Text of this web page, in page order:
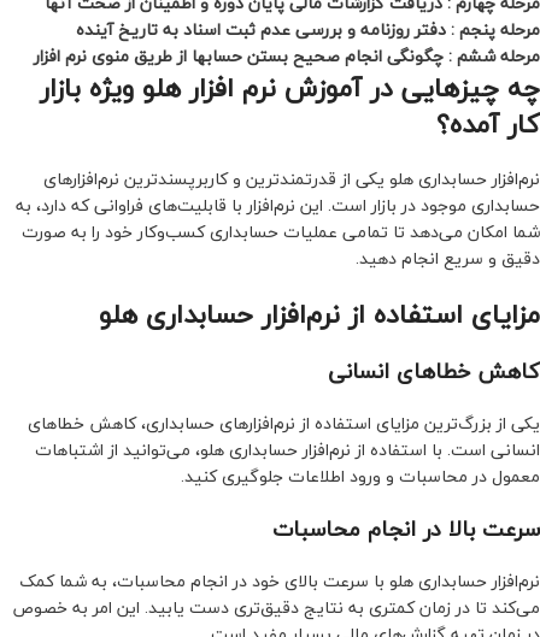
مرحله پنجم : دفتر روزنامه و بررسی عدم ثبت اسناد به تاریخ آینده
مرحله ششم : چگونگی انجام صحیح بستن حسابها از طریق منوی نرم افزار
چه چیزهایی در آموزش نرم افزار هلو ویژه بازار
کارآمده؟
نرم‌افزار حسابداری هلو یکی از قدرتمندترین و کاربرپسندترین نرم‌افزارهای
حسابداری موجود در بازار است. این نرم‌افزار با قابلیت‌های فراوانی که دارد، به
شما امکان می‌دهد تا تمامی عملیات حسابداری کسب‌وکار خود را به صورت
دقیق و سریع انجام دهید.
مزایای استفاده از نرم‌افزار حسابداری هلو
کاهش خطاهای انسانی
یکی از بزرگ‌ترین مزایای استفاده از نرم‌افزارهای حسابداری، کاهش خطاهای
انسانی است. با استفاده از نرم‌افزار حسابداری هلو، می‌توانید از اشتباهات
معمول در محاسبات و ورود اطلاعات جلوگیری کنید.
سرعت بالا در انجام محاسبات
نرم‌افزار حسابداری هلو با سرعت بالای خود در انجام محاسبات، به شما کمک
می‌کند تا در زمان کمتری به نتایج دقیق‌تری دست یابید. این امر به خصوص